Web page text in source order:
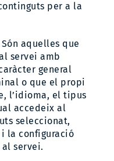
per a la
Són aquelles que
servei amb
general
o que el propi
l’idioma, el tipus
accedeix al
seleccionat,
la configuració
al servei.